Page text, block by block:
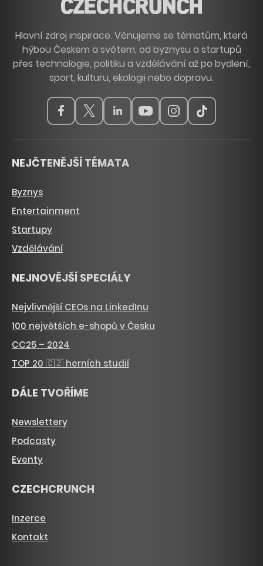
Hlavní zdroj inspirace. Věnujeme se tématům, která
hýbou Českem a světem, od byznysu a startupů
přes technologie, politiku a vzdělávání až po bydlení,
sport, kulturu, ekologii nebo dopravu.
NEJČTENĚJŠÍ TÉMATA
Byznys
Entertainment
Startupy
Vzdělávání
NEJNOVĚJŠÍ SPECIÁLY
Nejvlivnější CEOs na LinkedInu
100 největších e-shopů v Česku
CC25 – 2024
TOP 20 🇨🇿 herních studií
DÁLE TVOŘÍME
Newslettery
Podcasty
Eventy
CZECHCRUNCH
Inzerce
Kontakt